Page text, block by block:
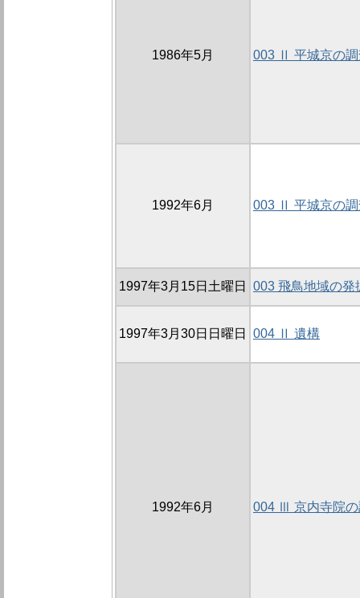
1986年5月 003 Ⅱ 平城京の
1992年6月 003 Ⅱ 平城京の
1997年3月15日土曜日 003 飛鳥地域の発
1997年3月30日日曜日 004 Ⅱ 遺構
1992年6月 004 Ⅲ 京内寺院の